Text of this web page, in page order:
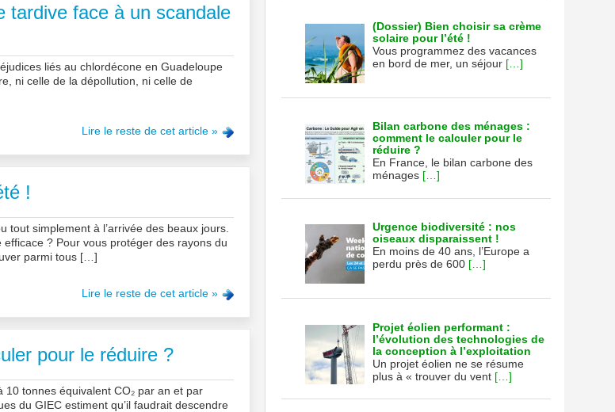
tardive face à un scandale
liés au chlordécone en Guadeloupe
ni celle de la dépollution, ni celle de
Lire le reste de cet article »
!
tout simplement à l’arrivée des beaux jours.
? Pour vous protéger des rayons du
parmi tous […]
Lire le reste de cet article »
pour le réduire ?
tonnes équivalent CO₂ par an et par
du GIEC estiment qu’il faudrait descendre
(Dossier) Bien choisir sa crème
solaire pour l’été !
Vous programmez des vacances
en bord de mer, un séjour […]
Bilan carbone des ménages :
comment le calculer pour le
réduire ?
En France, le bilan carbone des
ménages […]
Urgence biodiversité : nos
oiseaux disparaissent !
En moins de 40 ans, l’Europe a
perdu près de 600 […]
Projet éolien performant :
l’évolution des technologies de
la conception à l’exploitation
Un projet éolien ne se résume
plus à « trouver du vent […]